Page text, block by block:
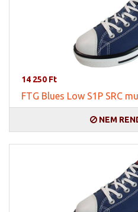
14 250 Ft
FTG Blues Low S1P SRC
NEM